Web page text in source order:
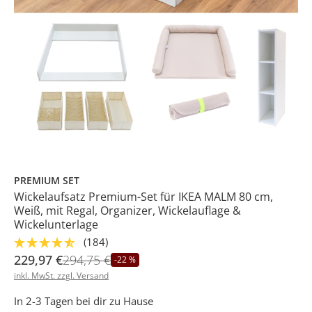
PREMIUM SET
Wickelaufsatz Premium-Set für IKEA MALM 80 cm,
Weiß, mit Regal, Organizer, Wickelauflage &
Wickelunterlage
(184)
229,97 €294,75 € -22 %
inkl. MwSt. zzgl. Versand
In 2-3 Tagen bei dir zu Hause